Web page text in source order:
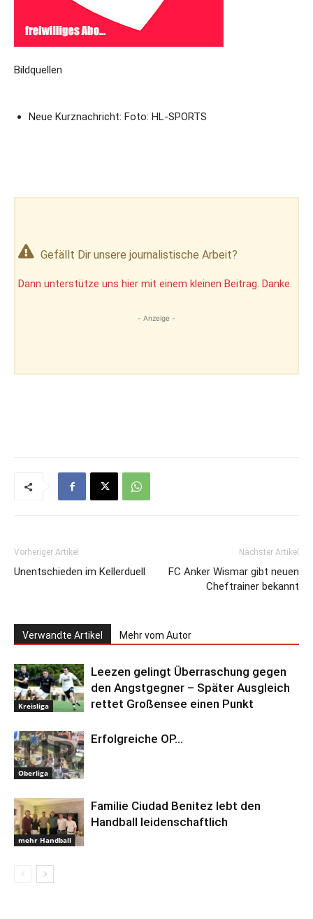
Bildquellen
Neue Kurznachricht: Foto: HL-SPORTS
Gefällt Dir unsere journalistische Arbeit?
Dann unterstütze uns hier mit einem kleinen Beitrag. Danke.
- Anzeige -
Vorheriger Artikel
Unentschieden im Kellerduell
Nächster Artikel
FC Anker Wismar gibt neuen
Cheftrainer bekannt
Verwandte Artikel Mehr vom Autor
Kreisliga
Leezen gelingt Überraschung gegen
den Angstgegner – Später Ausgleich
rettet Großensee einen Punkt
Oberliga
Erfolgreiche OP…
mehr Handball
Familie Ciudad Benitez lebt den
Handball leidenschaftlich